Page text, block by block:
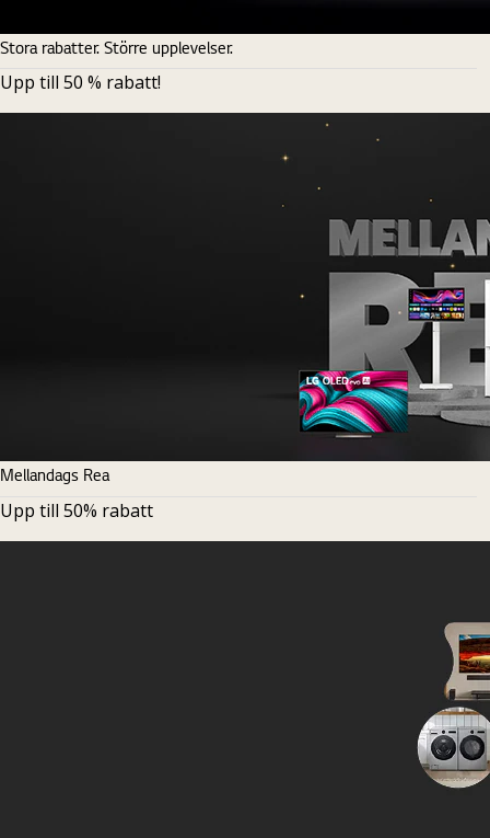
Stora rabatter. Större upplevelser.
Upp till 50 % rabatt!
Mellandags Rea
Upp till 50% rabatt